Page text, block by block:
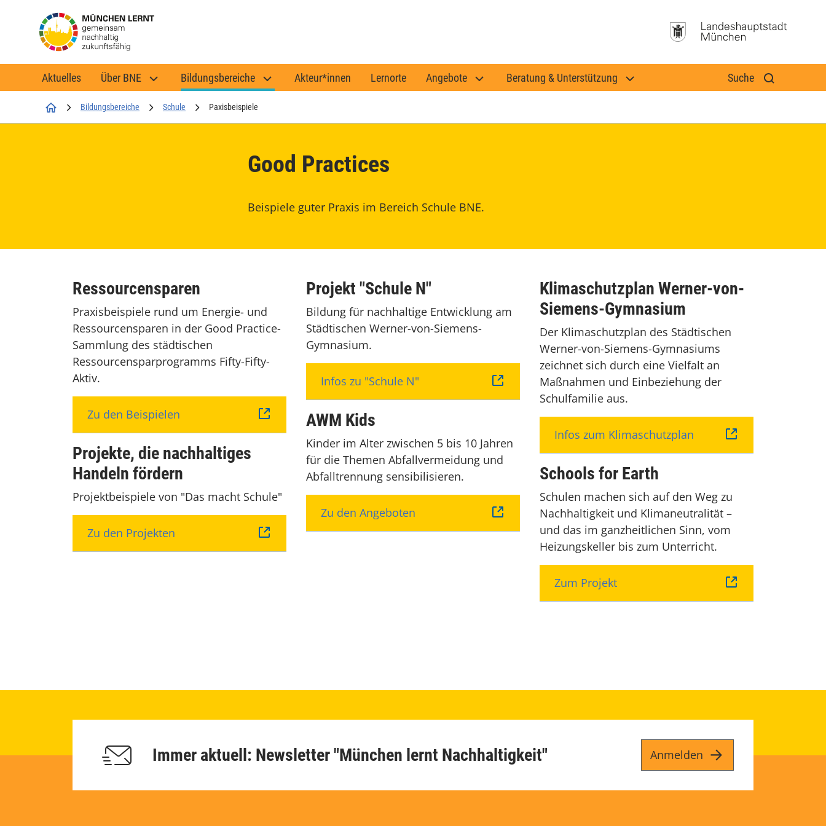
Aktuelles Über BNE Bildungsbereiche Akteur*innen Lernorte Angebote Beratung & Unterstützung Suche
StartseiteBildungsbereiche Schule Paxisbeispiele
Good Practices
Beispiele guter Praxis im Bereich Schule BNE.
Ressourcensparen
Praxisbeispiele rund um Energie- und
Ressourcensparen in der Good Practice-
Sammlung des städtischen
Ressourcensparprogramms Fifty-Fifty-
Aktiv.
Zu den Beispielen
Projekte, die nachhaltiges
Handeln fördern
Projektbeispiele von "Das macht Schule"
Zu den Projekten
Projekt "Schule N"
Bildung für nachhaltige Entwicklung am
Städtischen Werner-von-Siemens-
Gymnasium.
Infos zu "Schule N"
AWM Kids
Kinder im Alter zwischen 5 bis 10 Jahren
für die Themen Abfallvermeidung und
Abfalltrennung sensibilisieren.
Zu den Angeboten
Klimaschutzplan Werner-von-
Siemens-Gymnasium
Der Klimaschutzplan des Städtischen
Werner-von-Siemens-Gymnasiums
zeichnet sich durch eine Vielfalt an
Maßnahmen und Einbeziehung der
Schulfamilie aus.
Infos zum Klimaschutzplan
Schools for Earth
Schulen machen sich auf den Weg zu
Nachhaltigkeit und Klimaneutralität –
und das im ganzheitlichen Sinn, vom
Heizungskeller bis zum Unterricht.
Zum Projekt
Immer aktuell: Newsletter "München lernt Nachhaltigkeit" Anmelden